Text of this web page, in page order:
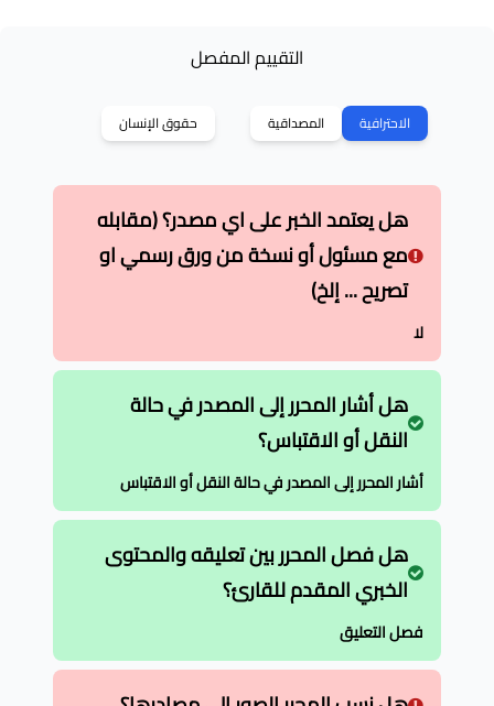
التقييم المفصل
الاحترافية المصداقية حقوق الإنسان
هل يعتمد الخبر على اي مصدر؟ (مقابله
مع مسئول أو نسخة من ورق رسمي او
تصريح ... إلخ)
لا
هل أشار المحرر إلى المصدر في حالة
النقل أو الاقتباس؟
أشار المحرر إلى المصدر في حالة النقل أو الاقتباس
هل فصل المحرر بين تعليقه والمحتوى
الخبري المقدم للقارئ؟
فصل التعليق